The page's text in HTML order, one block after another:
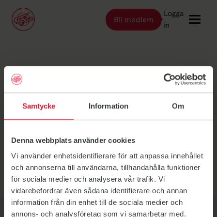
Samtycke Information Om
Denna webbplats använder cookies
Vi använder enhetsidentifierare för att anpassa innehållet
och annonserna till användarna, tillhandahålla funktioner
för sociala medier och analysera vår trafik. Vi
vidarebefordrar även sådana identifierare och annan
information från din enhet till de sociala medier och
annons- och analysföretag som vi samarbetar med.
Länk till: Bli medlem
Bli medlem
Logga
in
Länk till: Träna
Träna
Länk till: Träningsställen
Träningsställen
Länk till: Event & kurser
Event & kurser
Länk till: Schema
Schema
Logga in
Kalmar Linus
Sandahl